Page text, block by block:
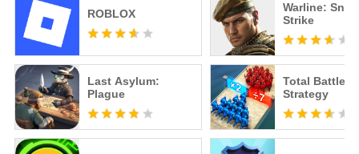
ROBLOX
Warline:
Strike
Last Asylum:
Plague
Total Battle:
Strategy